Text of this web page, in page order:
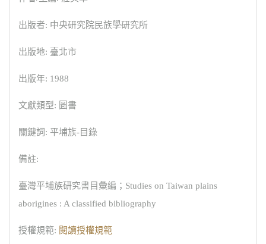
出版者: 中央研究院民族學研究所
出版地: 臺北市
出版年: 1988
文獻類型: 圖書
關鍵詞: 平埔族-目錄
備註:
臺灣平埔族研究書目彙編；Studies on Taiwan plains
aborigines : A classified bibliography
授權規範: 閱讀授權規範